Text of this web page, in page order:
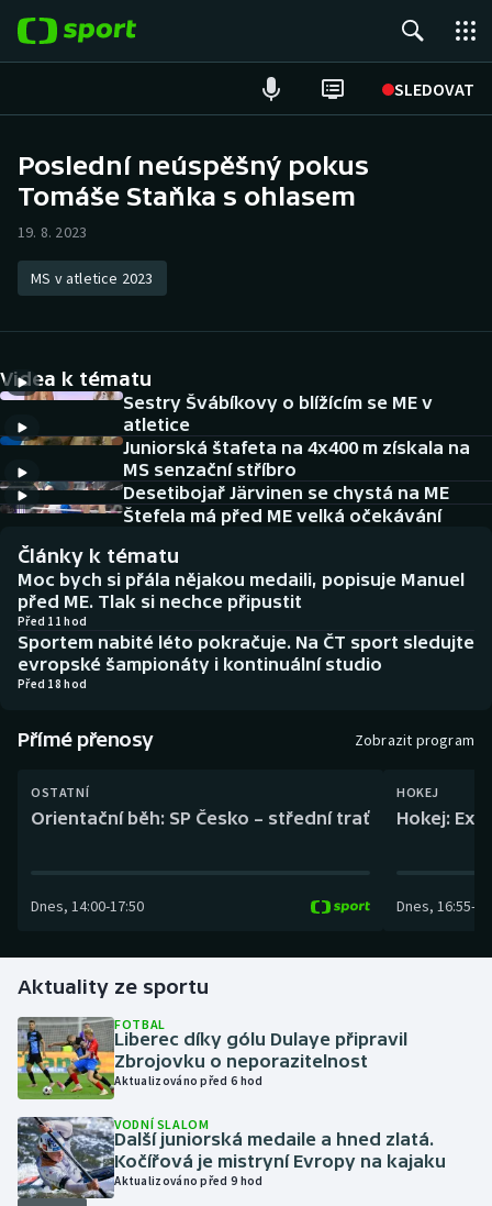
SLEDOVAT
Hokej
Atletika
DALŠÍ SPORTY
Americký fotbal
Baseball a softbal
Basketbal
Biatlon
Boby a skeleton
Dostihy
Golf
Gymnastika
Házená
Jezdectví
Judo
NEPŘEHLÉDNĚTE
Soutěže
Historické návraty
Aplikace ČT sport
AZ kvíz
Poslední neúspěšný pokus
Tomáše Staňka s ohlasem
19. 8. 2023
MS v atletice 2023
Videa k tématu
Sestry Švábíkovy o blížícím se ME v
atletice
Juniorská štafeta na 4x400 m získala na
MS senzační stříbro
Desetibojař Järvinen se chystá na ME
Štefela má před ME velká očekávání
Články k tématu
Moc bych si přála nějakou medaili, popisuje Manuel
před ME. Tlak si nechce připustit
Před 11 hod
Sportem nabité léto pokračuje. Na ČT sport sledujte
evropské šampionáty i kontinuální studio
Před 18 hod
Přímé přenosy Zobrazit program
OSTATNÍ
Orientační běh: SP Česko – střední trať
Dnes, 14:00-17:50
HOKEJ
Hokej:
Dnes, 16:55-
Aktuality ze sportu
FOTBAL
Liberec díky gólu Dulaye připravil
Zbrojovku o neporazitelnost
Aktualizováno před 6 hod
VODNÍ SLALOM
Další juniorská medaile a hned zlatá.
Kočířová je mistryní Evropy na kajaku
Aktualizováno před 9 hod